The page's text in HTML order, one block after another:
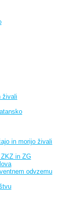
živali
in morijo živali
in ZG
odvzemu